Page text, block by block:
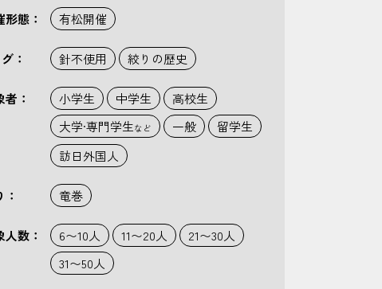
形態： 有松開催
： 針不使用 絞りの歴史
者： 小学生 中学生
高校生
大学·専門学生など 一般
留学生
訪日外国人
竜巻
人数： 6〜10人 11〜20人
21〜30人
31〜50人